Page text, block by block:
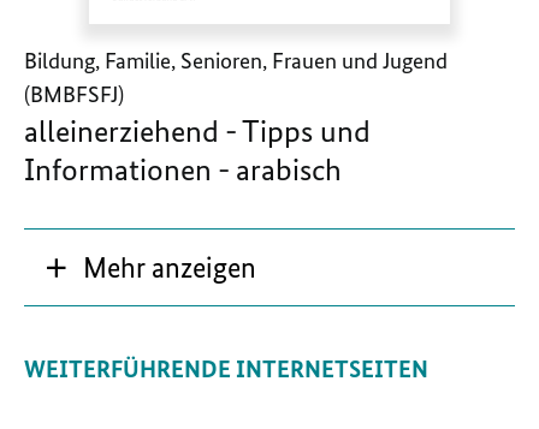
Bildung, Familie, Senioren, Frauen und Jugend
(BMBFSFJ)
alleinerziehend - Tipps und
Informationen - arabisch
Mehr anzeigen
WEITERFÜHRENDE INTERNETSEITEN